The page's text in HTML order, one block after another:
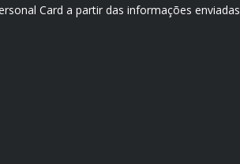
Card a partir das informações enviadas